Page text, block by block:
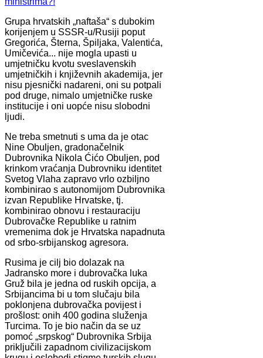
Grupa hrvatskih „naftaša“ s dubokim
korijenjem u SSSR-u/Rusiji poput
Gregorića, Šterna, Špiljaka, Valentića,
Umičevića... nije mogla upasti u
umjetničku kvotu sveslavenskih
umjetničkih i književnih akademija, jer
nisu pjesnički nadareni, oni su potpali
pod druge, nimalo umjetničke ruske
institucije i oni uopće nisu slobodni
ljudi.
Ne treba smetnuti s uma da je otac
Nine Obuljen, gradonačelnik
Dubrovnika Nikola Ćićo Obuljen, pod
krinkom vraćanja Dubrovniku identitet
Svetog Vlaha zapravo vrlo ozbiljno
kombinirao s autonomijom Dubrovnika
izvan Republike Hrvatske, tj.
kombinirao obnovu i restauraciju
Dubrovačke Republike u ratnim
vremenima dok je Hrvatska napadnuta
od srbo-srbijanskog agresora.
Rusima je cilj bio dolazak na
Jadransko more i dubrovačka luka
Gruž bila je jedna od ruskih opcija, a
Srbijancima bi u tom slučaju bila
poklonjena dubrovačka povijest i
prošlost: onih 400 godina služenja
Turcima. To je bio način da se uz
pomoć „srpskog“ Dubrovnika Srbija
priključili zapadnom civilizacijskom